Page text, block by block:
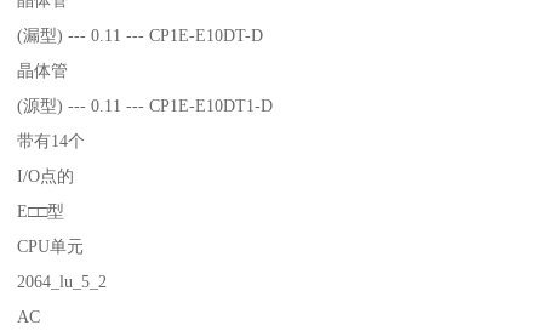
(漏型) --- 0.11 --- CP1E-E10DT-D
晶体管
(源型) --- 0.11 --- CP1E-E10DT1-D
带有14个
I/O点的
E□□型
CPU单元
2064_lu_5_2
AC